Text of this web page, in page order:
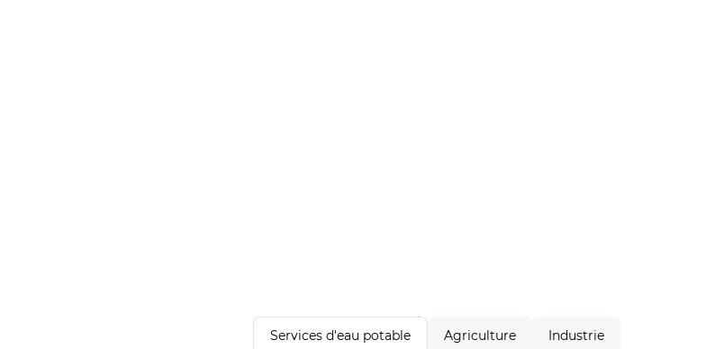
Services d'eau potable Agriculture Industrie